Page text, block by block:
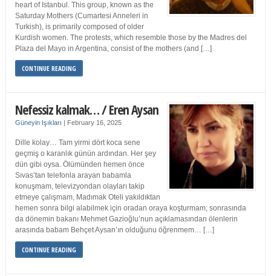
heart of Istanbul. This group, known as the
Saturday Mothers (Cumartesi Anneleri in
Turkish), is primarily composed of older
Kurdish women. The protests, which resemble those by the Madres del
Plaza del Mayo in Argentina, consist of the mothers (and […]
CONTINUE READING
Nefessiz kalmak… / Eren Aysan
Güneyin Işıkları | February 16, 2025
Dille kolay… Tam yirmi dört koca sene
geçmiş o karanlık günün ardından. Her şey
dün gibi oysa. Ölümünden hemen önce
Sıvas’tan telefonla arayan babamla
konuşmam, televizyondan olayları takip
etmeye çalışmam, Madımak Oteli yakıldıktan
hemen sonra bilgi alabilmek için oradan oraya koşturmam; sonrasında
da dönemin bakanı Mehmet Gazioğlu’nun açıklamasından ölenlerin
arasında babam Behçet Aysan’ın olduğunu öğrenmem… […]
CONTINUE READING